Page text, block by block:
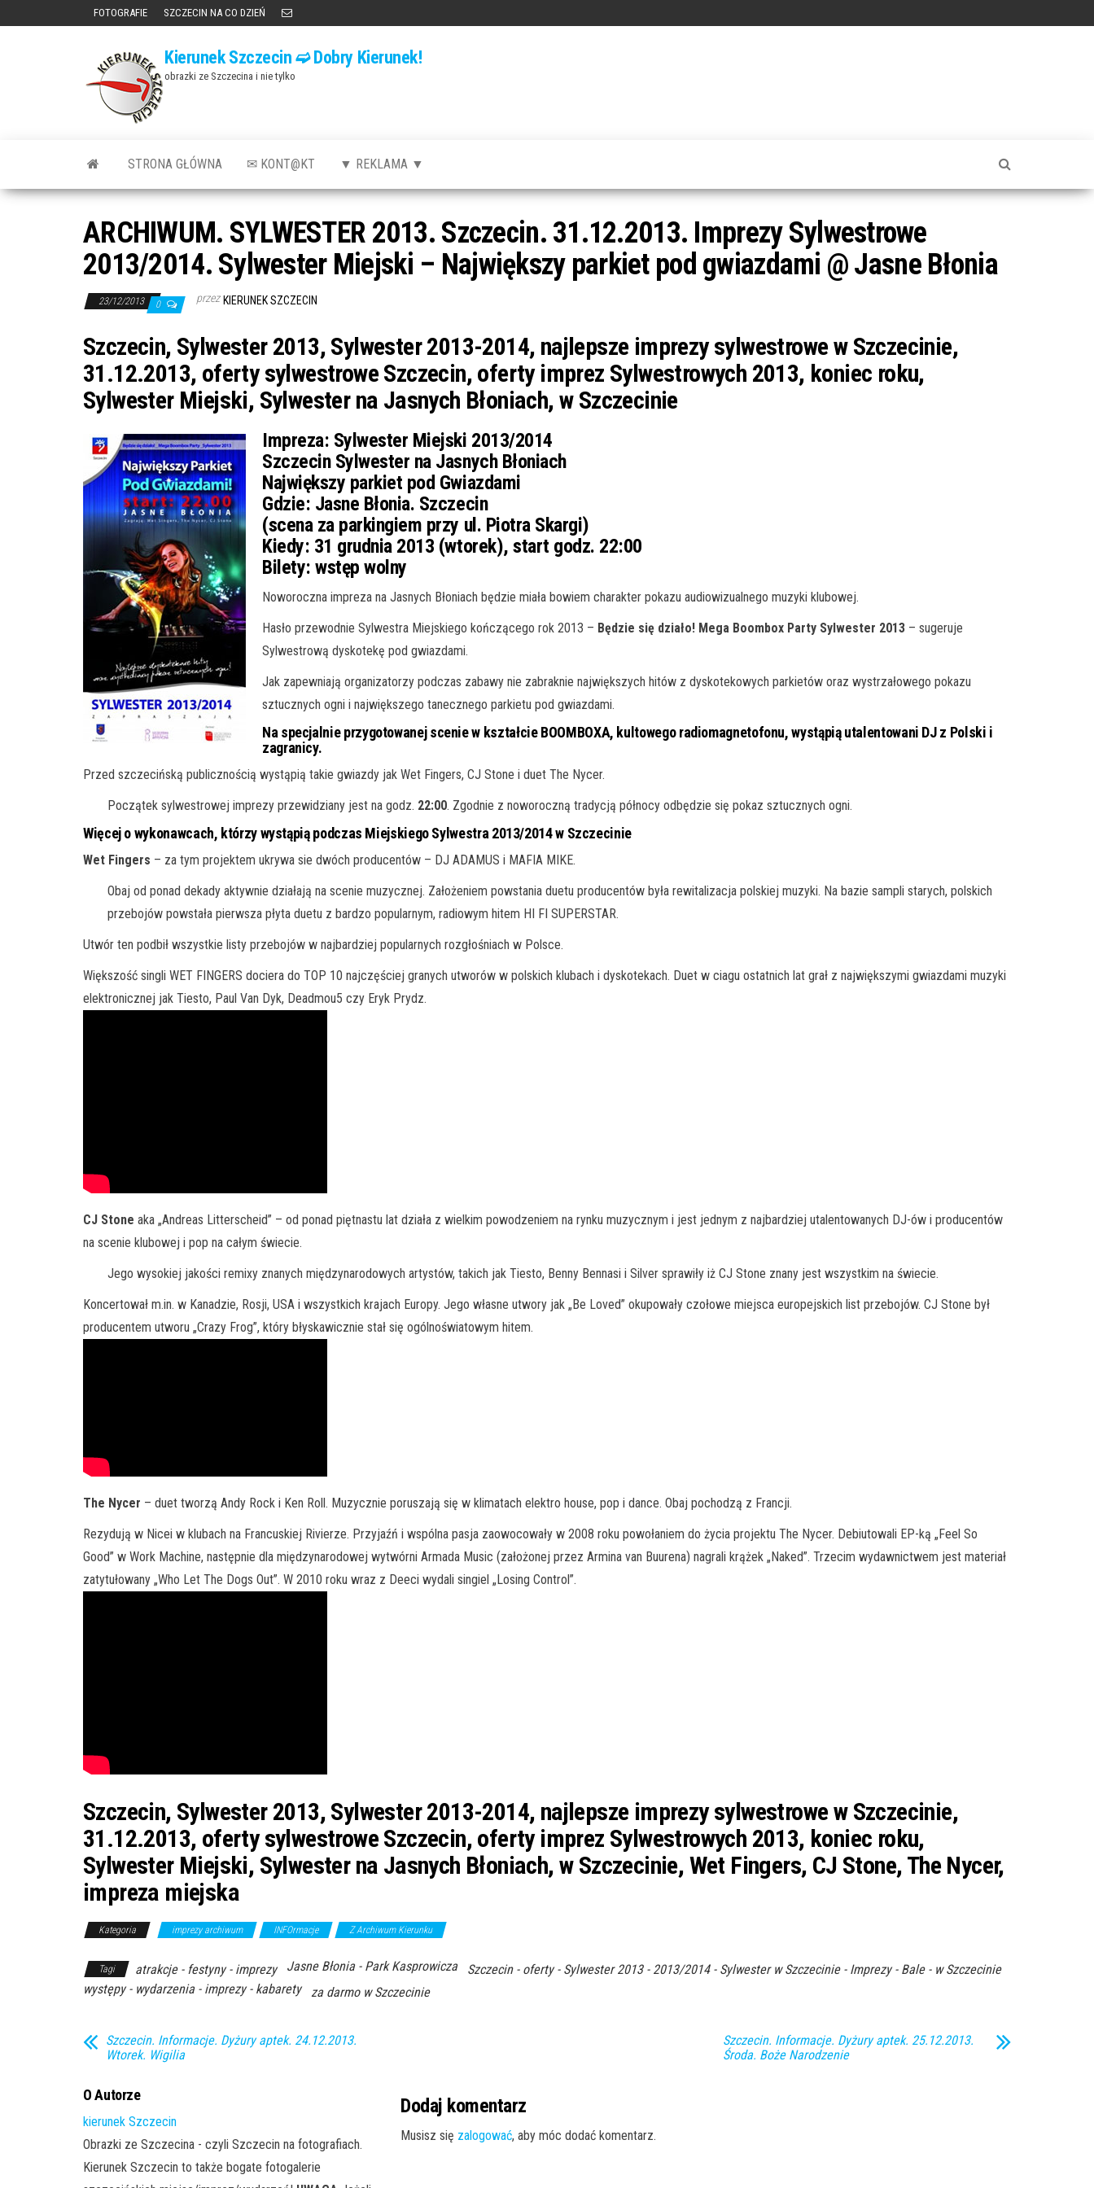
FOTOGRAFIE SZCZECIN NA CO DZIEŃ
Kierunek Szczecin ➫ Dobry Kierunek!
obrazki ze Szczecina i nie tylko
STRONA GŁÓWNA ✉ KONT@KT ▼ REKLAMA ▼
ARCHIWUM. SYLWESTER 2013. Szczecin. 31.12.2013. Imprezy Sylwestrowe
2013/2014. Sylwester Miejski – Największy parkiet pod gwiazdami @ Jasne Błonia
23/12/2013 0 przez KIERUNEK SZCZECIN
Szczecin, Sylwester 2013, Sylwester 2013-2014, najlepsze imprezy sylwestrowe w Szczecinie,
31.12.2013, oferty sylwestrowe Szczecin, oferty imprez Sylwestrowych 2013, koniec roku,
Sylwester Miejski, Sylwester na Jasnych Błoniach, w Szczecinie
Impreza: Sylwester Miejski 2013/2014
Szczecin Sylwester na Jasnych Błoniach
Największy parkiet pod Gwiazdami
Gdzie: Jasne Błonia. Szczecin
(scena za parkingiem przy ul. Piotra Skargi)
Kiedy: 31 grudnia 2013 (wtorek), start godz. 22:00
Bilety: wstęp wolny
Noworoczna impreza na Jasnych Błoniach będzie miała bowiem charakter pokazu audiowizualnego muzyki klubowej.
Hasło przewodnie Sylwestra Miejskiego kończącego rok 2013 – Będzie się działo! Mega Boombox Party Sylwester 2013 – sugeruje
Sylwestrową dyskotekę pod gwiazdami.
Jak zapewniają organizatorzy podczas zabawy nie zabraknie największych hitów z dyskotekowych parkietów oraz wystrzałowego pokazu
sztucznych ogni i największego tanecznego parkietu pod gwiazdami.
Na specjalnie przygotowanej scenie w kształcie BOOMBOXA, kultowego radiomagnetofonu, wystąpią utalentowani DJ z Polski i
zagranicy.
Przed szczecińską publicznością wystąpią takie gwiazdy jak Wet Fingers, CJ Stone i duet The Nycer.
Początek sylwestrowej imprezy przewidziany jest na godz. 22:00. Zgodnie z noworoczną tradycją północy odbędzie się pokaz sztucznych ogni.
Więcej o wykonawcach, którzy wystąpią podczas Miejskiego Sylwestra 2013/2014 w Szczecinie
Wet Fingers – za tym projektem ukrywa sie dwóch producentów – DJ ADAMUS i MAFIA MIKE.
Obaj od ponad dekady aktywnie działają na scenie muzycznej. Założeniem powstania duetu producentów była rewitalizacja polskiej muzyki. Na bazie sampli starych, polskich
przebojów powstała pierwsza płyta duetu z bardzo popularnym, radiowym hitem HI FI SUPERSTAR.
Utwór ten podbił wszystkie listy przebojów w najbardziej popularnych rozgłośniach w Polsce.
Większość singli WET FINGERS dociera do TOP 10 najczęściej granych utworów w polskich klubach i dyskotekach. Duet w ciagu ostatnich lat grał z największymi gwiazdami muzyki
elektronicznej jak Tiesto, Paul Van Dyk, Deadmou5 czy Eryk Prydz.
CJ Stone aka „Andreas Litterscheid” – od ponad piętnastu lat działa z wielkim powodzeniem na rynku muzycznym i jest jednym z najbardziej utalentowanych DJ-ów i producentów
na scenie klubowej i pop na całym świecie.
Jego wysokiej jakości remixy znanych międzynarodowych artystów, takich jak Tiesto, Benny Bennasi i Silver sprawiły iż CJ Stone znany jest wszystkim na świecie.
Koncertował m.in. w Kanadzie, Rosji, USA i wszystkich krajach Europy. Jego własne utwory jak „Be Loved” okupowały czołowe miejsca europejskich list przebojów. CJ Stone był
producentem utworu „Crazy Frog”, który błyskawicznie stał się ogólnoświatowym hitem.
The Nycer – duet tworzą Andy Rock i Ken Roll. Muzycznie poruszają się w klimatach elektro house, pop i dance. Obaj pochodzą z Francji.
Rezydują w Nicei w klubach na Francuskiej Rivierze. Przyjaźń i wspólna pasja zaowocowały w 2008 roku powołaniem do życia projektu The Nycer. Debiutowali EP-ką „Feel So
Good” w Work Machine, następnie dla międzynarodowej wytwórni Armada Music (założonej przez Armina van Buurena) nagrali krążek „Naked”. Trzecim wydawnictwem jest materiał
zatytułowany „Who Let The Dogs Out”. W 2010 roku wraz z Deeci wydali singiel „Losing Control”.
Szczecin, Sylwester 2013, Sylwester 2013-2014, najlepsze imprezy sylwestrowe w Szczecinie,
31.12.2013, oferty sylwestrowe Szczecin, oferty imprez Sylwestrowych 2013, koniec roku,
Sylwester Miejski, Sylwester na Jasnych Błoniach, w Szczecinie, Wet Fingers, CJ Stone, The Nycer,
impreza miejska
Kategoria imprezy archiwum INFOrmacje Z Archiwum Kierunku
Tagi atrakcje - festyny - imprezy Jasne Błonia - Park Kasprowicza
Szczecin - oferty - Sylwester 2013 - 2013/2014 - Sylwester w Szczecinie - Imprezy - Bale - w Szczecinie
występy - wydarzenia - imprezy - kabarety
za darmo w Szczecinie
Szczecin. Informacje. Dyżury aptek. 24.12.2013.
Wtorek. Wigilia
Szczecin. Informacje. Dyżury aptek. 25.12.2013.
Środa. Boże Narodzenie
O Autorze
kierunek Szczecin
Obrazki ze Szczecina - czyli Szczecin na fotografiach.
Kierunek Szczecin to także bogate fotogalerie
Dodaj komentarz
Musisz się zalogować, aby móc dodać komentarz.